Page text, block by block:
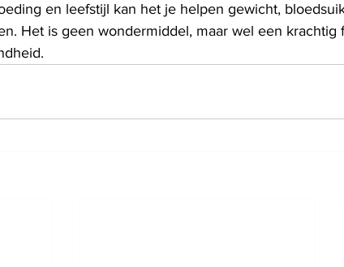
en leefstijl kan het je helpen gewicht,
Het is geen wondermiddel, maar wel een krachtig